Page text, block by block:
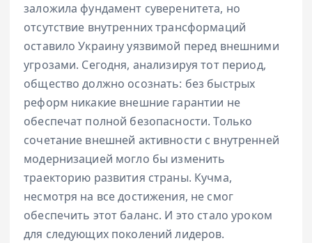
заложила фундамент суверенитета, но
отсутствие внутренних трансформаций
оставило Украину уязвимой перед внешними
угрозами. Сегодня, анализируя тот период,
общество должно осознать: без быстрых
реформ никакие внешние гарантии не
обеспечат полной безопасности. Только
сочетание внешней активности с внутренней
модернизацией могло бы изменить
траекторию развития страны. Кучма,
несмотря на все достижения, не смог
обеспечить этот баланс. И это стало уроком
для следующих поколений лидеров.